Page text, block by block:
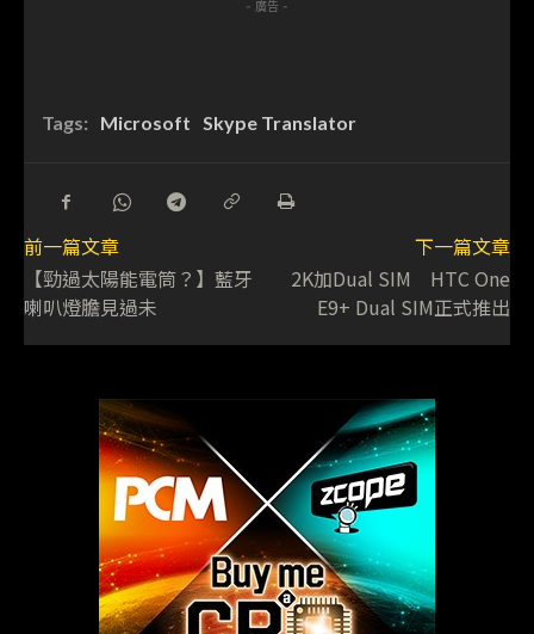
- 廣告 -
Tags: Microsoft Skype Translator
前一篇文章
【勁過太陽能電筒？】藍牙
喇叭燈膽見過未
下一篇文章
2K加Dual SIM HTC One
E9+ Dual SIM正式推出